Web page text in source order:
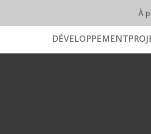
À
DÉVELOPPEMENT